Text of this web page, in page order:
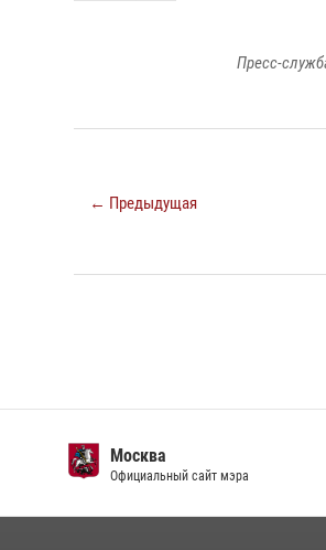
Пресс-
← Предыдущая
Москва
Официальный сайт мэра